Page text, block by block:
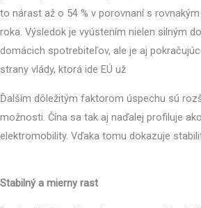
to nárast až o 54 % v porovnaní s
roka. Výsledok je vyústením nielen silným
domácich spotrebiteľov, ale je aj
strany vlády, ktorá ide EÚ už
Ďalším dôležitým faktorom úspechu sú
možnosti. Čína sa tak aj naďalej profiluje
elektromobility. Vďaka tomu dokazuje
Stabilný a mierny rast